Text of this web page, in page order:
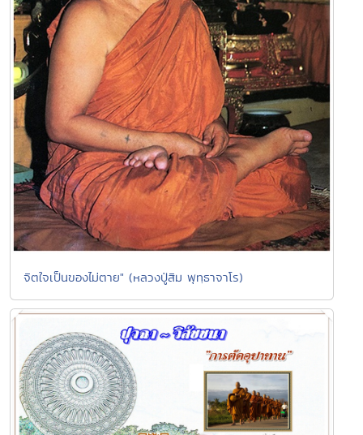
จิตใจเป็นของไม่ตาย" (หลวงปู่สิม พุทฺธาจาโร)